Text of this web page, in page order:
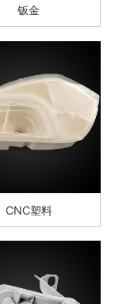
钣金
CNC塑料